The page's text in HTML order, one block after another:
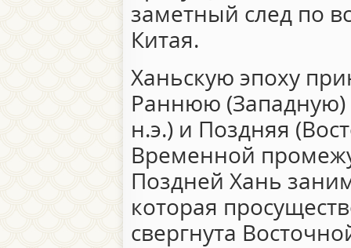
заметный след по
Китая.
Ханьскую эпоху
Раннюю (Западную)
н.э.) и Поздняя
Временной
Поздней Хань
которая
свергнута